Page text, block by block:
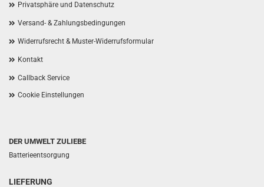
Privatsphäre und Datenschutz
Versand- & Zahlungsbedingungen
Widerrufsrecht & Muster-Widerrufsformular
Kontakt
Callback Service
Cookie Einstellungen
DER UMWELT ZULIEBE
Batterieentsorgung
LIEFERUNG